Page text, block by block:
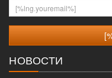
[%lng.youremail%]
НОВОСТИ